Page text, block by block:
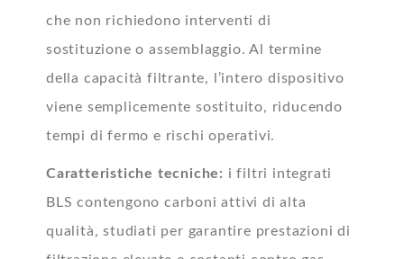
che non richiedono interventi di
sostituzione o assemblaggio. Al termine
della capacità filtrante, l’intero dispositivo
viene semplicemente sostituito, riducendo
tempi di fermo e rischi operativi.
Caratteristiche tecniche: i filtri integrati
BLS contengono carboni attivi di alta
qualità, studiati per garantire prestazioni di